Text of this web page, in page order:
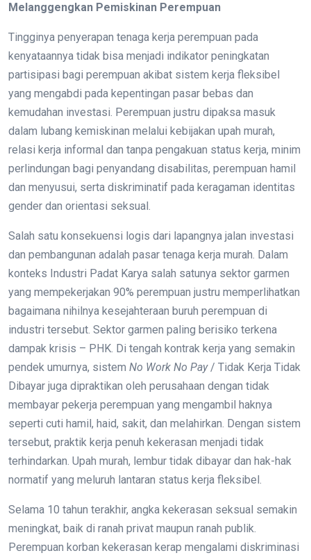
Melanggengkan Pemiskinan Perempuan
Tingginya penyerapan tenaga kerja perempuan pada
kenyataannya tidak bisa menjadi indikator peningkatan
partisipasi bagi perempuan akibat sistem kerja fleksibel
yang mengabdi pada kepentingan pasar bebas dan
kemudahan investasi. Perempuan justru dipaksa masuk
dalam lubang kemiskinan melalui kebijakan upah murah,
relasi kerja informal dan tanpa pengakuan status kerja, minim
perlindungan bagi penyandang disabilitas, perempuan hamil
dan menyusui, serta diskriminatif pada keragaman identitas
gender dan orientasi seksual.
Salah satu konsekuensi logis dari lapangnya jalan investasi
dan pembangunan adalah pasar tenaga kerja murah. Dalam
konteks Industri Padat Karya salah satunya sektor garmen
yang mempekerjakan 90% perempuan justru memperlihatkan
bagaimana nihilnya kesejahteraan buruh perempuan di
industri tersebut. Sektor garmen paling berisiko terkena
dampak krisis – PHK. Di tengah kontrak kerja yang semakin
pendek umurnya, sistem No Work No Pay/ Tidak Kerja Tidak
Dibayar juga dipraktikan oleh perusahaan dengan tidak
membayar pekerja perempuan yang mengambil haknya
seperti cuti hamil, haid, sakit, dan melahirkan. Dengan sistem
tersebut, praktik kerja penuh kekerasan menjadi tidak
terhindarkan. Upah murah, lembur tidak dibayar dan hak-hak
normatif yang meluruh lantaran status kerja fleksibel.
Selama 10 tahun terakhir, angka kekerasan seksual semakin
meningkat, baik di ranah privat maupun ranah publik.
Perempuan korban kekerasan kerap mengalami diskriminasi